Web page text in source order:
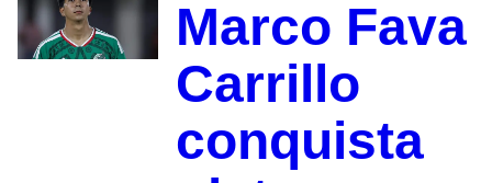
Marco Fava
Carrillo
conquista